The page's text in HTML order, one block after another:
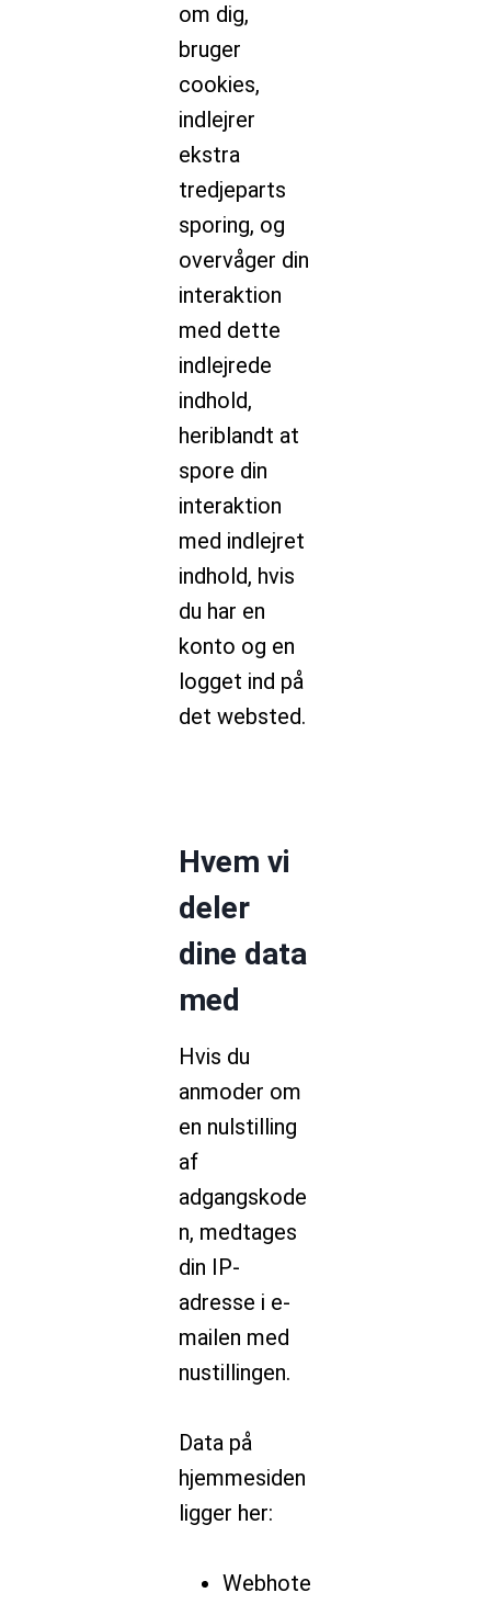
om dig,
bruger
cookies,
indlejrer
ekstra
tredjeparts
sporing, og
overvåger din
interaktion
med dette
indlejrede
indhold,
heriblandt at
spore din
interaktion
med indlejret
indhold, hvis
du har en
konto og en
logget ind på
det websted.
Hvem vi
deler
dine data
med
Hvis du
anmoder om
en nulstilling
af
adgangskode
n, medtages
din IP-
adresse i e-
mailen med
nustillingen.
Data på
hjemmesiden
ligger her:
Webhote